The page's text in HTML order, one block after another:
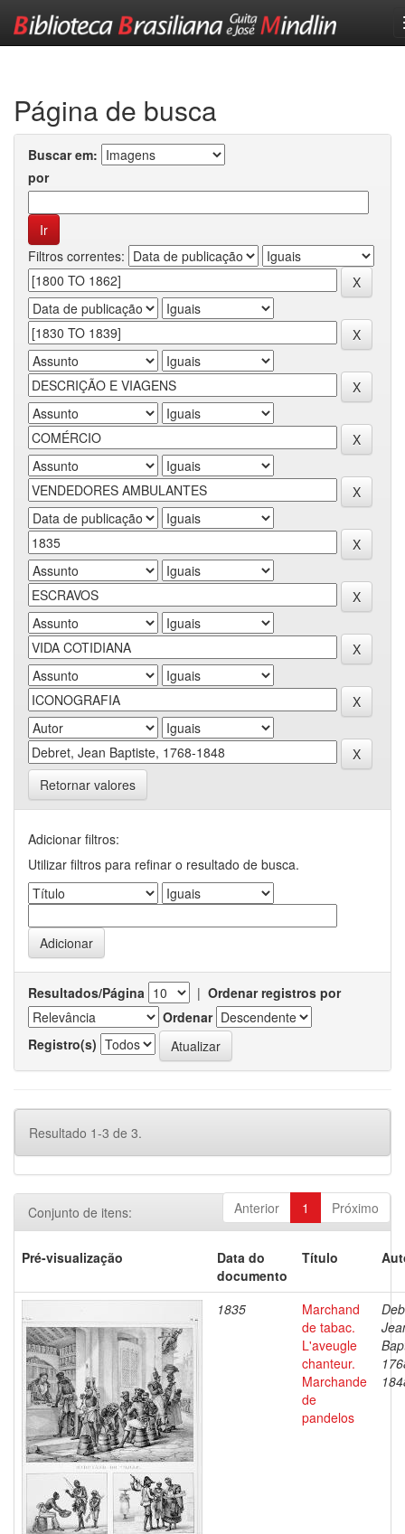
Página de busca
Buscar em:
por
Filtros correntes:
Retornar valores
Adicionar filtros:
Utilizar filtros para refinar o resultado de busca.
Resultados/Página | Ordenar registros por
Ordenar
Registro(s)
Resultado 1-3 de 3.
Anterior 1 Próximo
Conjunto de itens:
Pré-visualização
Data do
documento
Título
1835
Marchand
de tabac.
L'aveugle
chanteur.
Marchande
de
pandelos